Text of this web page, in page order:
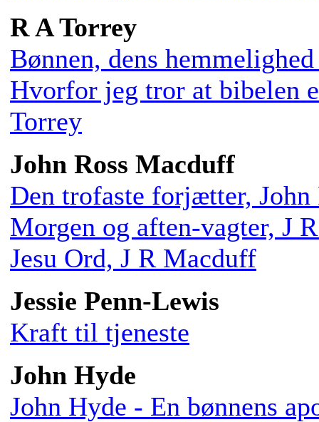
R A Torrey
Bønnen, dens
Hvorfor jeg tror at bibelen
Torrey
John Ross Macduff
Den trofaste forjætter, John
Morgen og aften-vagter, J
Jesu Ord, J R Macduff
Jessie Penn-Lewis
Kraft til tjeneste
John Hyde
John Hyde - En bønnens